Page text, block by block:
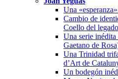
Una
Cambio de
Coello del
Una serie
Gaetano de
Una Trinidad
d’Art de
Un bodegón